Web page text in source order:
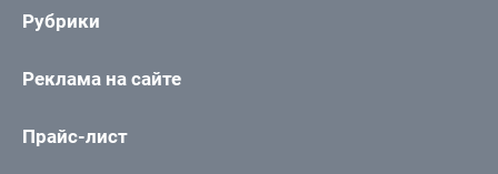
Рубрики
Реклама на сайте
Прайс-лист